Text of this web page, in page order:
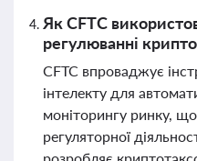
Як CFTC
регулюванні
CFTC впроваджує
інтелекту для
моніторингу ринку,
регуляторної